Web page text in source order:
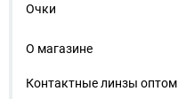
Очки
О магазине
Контактные линзы оптом